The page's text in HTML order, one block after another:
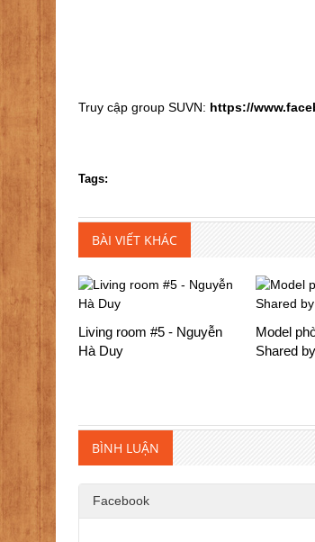
Truy cập group SUVN: https://
Tags:
BÀI VIẾT KHÁC
Living room #5 - Nguyễn
Hà Duy
Model
Shared
BÌNH LUẬN
Facebook